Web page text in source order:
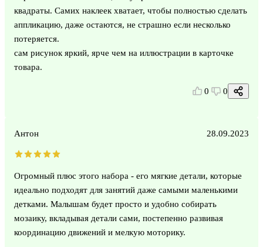
квадраты. Самих наклеек хватает, чтобы полностью сделать
аппликацию, даже остаются, не страшно если несколько
потеряется.
сам рисунок яркий, ярче чем на иллюстрации в карточке
товара.
0 0
Антон 28.09.2023
Огромный плюс этого набора - его мягкие детали, которые
идеально подходят для занятий даже самыми маленькими
детками. Малышам будет просто и удобно собирать
мозаику, вкладывая детали сами, постепенно развивая
координацию движений и мелкую моторику.